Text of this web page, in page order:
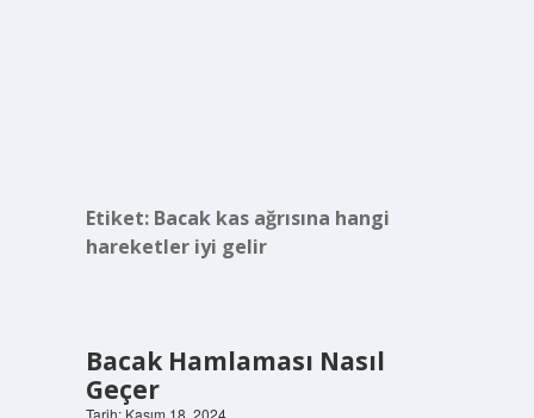
Etiket: Bacak kas ağrısına hangi
hareketler iyi gelir
Bacak Hamlaması Nasıl
Geçer
Tarih: Kasım 18, 2024